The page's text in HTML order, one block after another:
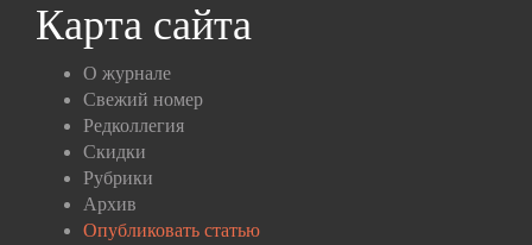
Карта сайта
О журнале
Свежий номер
Редколлегия
Скидки
Рубрики
Архив
Опубликовать статью